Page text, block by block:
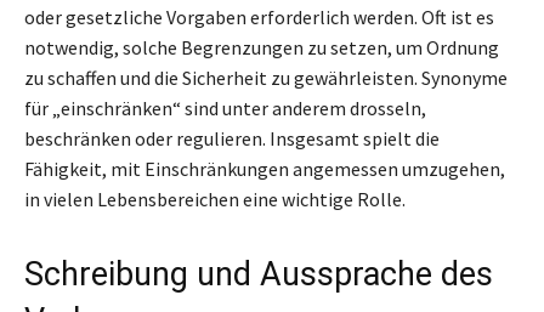
oder gesetzliche Vorgaben erforderlich werden. Oft ist es
notwendig, solche Begrenzungen zu setzen, um Ordnung
zu schaffen und die Sicherheit zu gewährleisten. Synonyme
für „einschränken“ sind unter anderem drosseln,
beschränken oder regulieren. Insgesamt spielt die
Fähigkeit, mit Einschränkungen angemessen umzugehen,
in vielen Lebensbereichen eine wichtige Rolle.
Schreibung und Aussprache des